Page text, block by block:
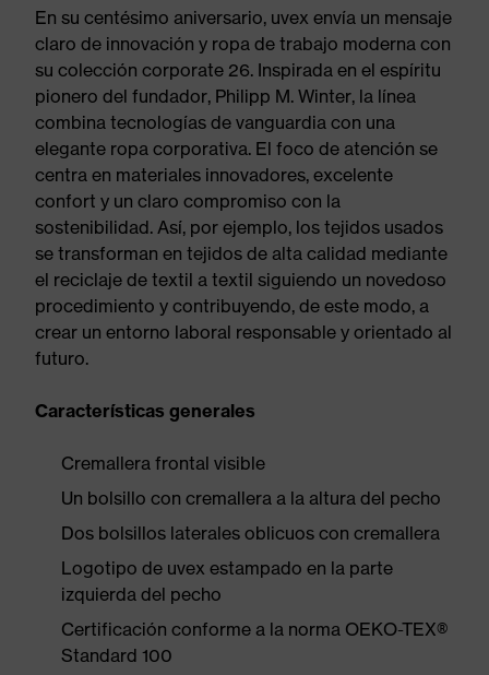
En su centésimo aniversario, uvex envía un mensaje
claro de innovación y ropa de trabajo moderna con
su colección corporate 26. Inspirada en el espíritu
pionero del fundador, Philipp M. Winter, la línea
combina tecnologías de vanguardia con una
elegante ropa corporativa. El foco de atención se
centra en materiales innovadores, excelente
confort y un claro compromiso con la
sostenibilidad. Así, por ejemplo, los tejidos usados
se transforman en tejidos de alta calidad mediante
el reciclaje de textil a textil siguiendo un novedoso
procedimiento y contribuyendo, de este modo, a
crear un entorno laboral responsable y orientado al
futuro.
Características generales
Cremallera frontal visible
Un bolsillo con cremallera a la altura del pecho
Dos bolsillos laterales oblicuos con cremallera
Logotipo de uvex estampado en la parte
izquierda del pecho
Certificación conforme a la norma OEKO-TEX®
Standard 100